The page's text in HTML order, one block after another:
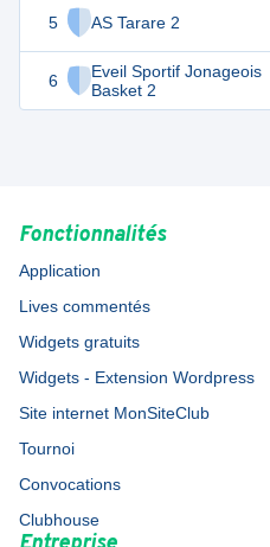
5 AS Tarare 2
6
Eveil Sportif Jonageois
Basket 2
12 10
Fonctionnalités
Application
Lives commentés
Widgets gratuits
Widgets - Extension Wordpress
Site internet MonSiteClub
Tournoi
Convocations
Clubhouse